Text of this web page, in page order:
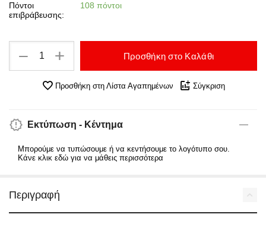
Πόντοι
επιβράβευσης:
108 πόντοι
+
− Προσθήκη στο Καλάθι
Προσθήκη στη Λίστα Αγαπημένων Σύγκριση
Εκτύπωση - Κέντημα
Μπορούμε να τυπώσουμε ή να κεντήσουμε το λογότυπο σου.
Κάνε κλικ εδώ για να μάθεις περισσότερα
Περιγραφή